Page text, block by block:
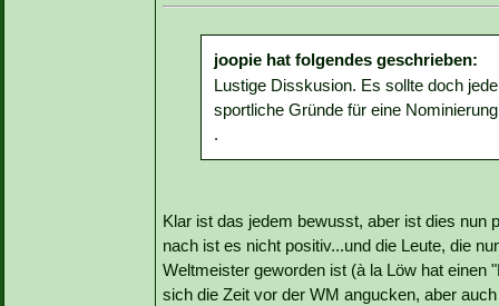
joopie hat folgendes geschrieben:
Lustige Disskusion. Es sollte doch
sportliche Gründe für eine
.
Klar ist das jedem bewusst, aber ist dies nun
nach ist es nicht positiv...und die Leute, die
Weltmeister geworden ist (à la Löw hat einen
sich die Zeit vor der WM angucken, aber